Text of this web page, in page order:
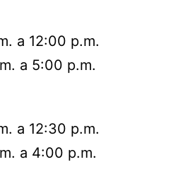
a 12:00 p.m.
a 5:00 p.m.
a 12:30 p.m.
a 4:00 p.m.